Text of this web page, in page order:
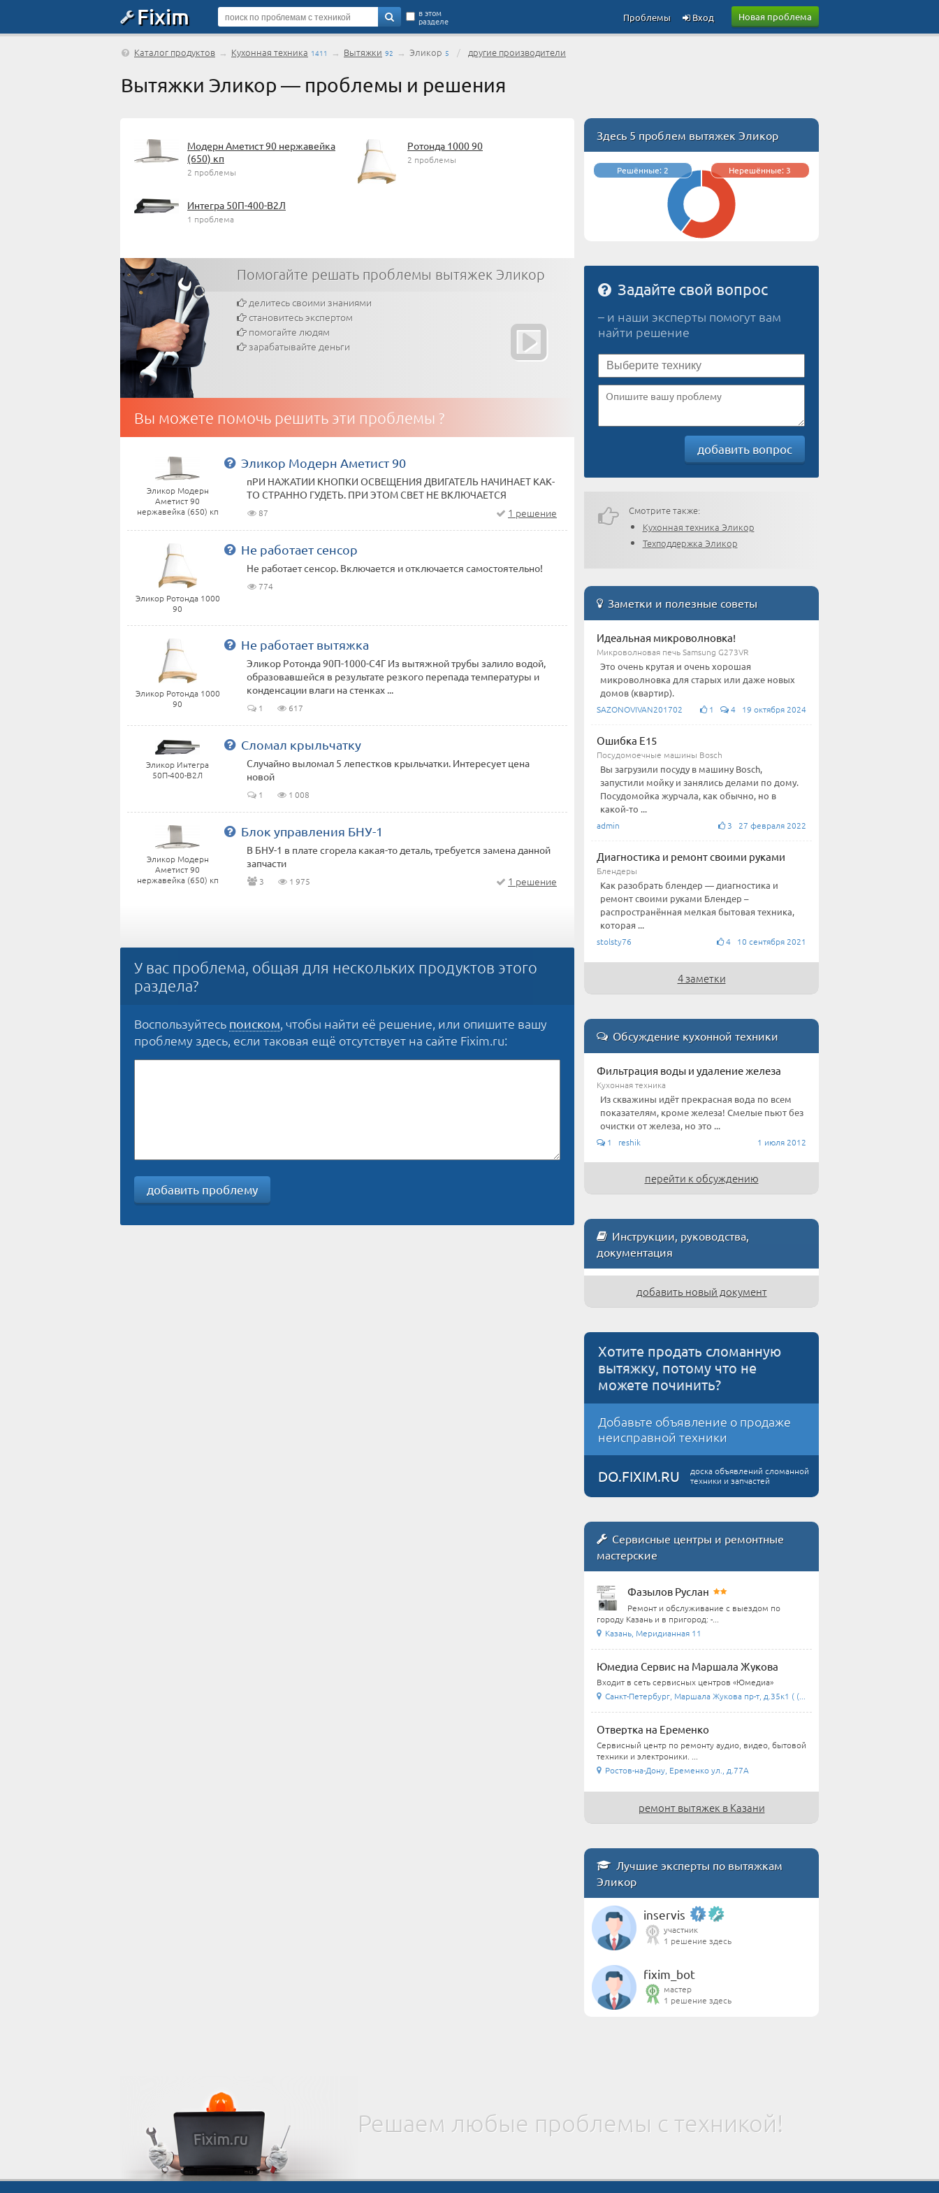
Fixim Новая проблема
в этом
разделе Вход
Проблемы
Каталог продуктов → Кухонная техника 1411 → Вытяжки 92 → Эликор 5 / другие производители
Вытяжки Эликор — проблемы и решения
Модерн Аметист 90 нержавейка
(650) кп
2 проблемы
Ротонда 1000 90
2 проблемы
Интегра 50П-400-В2Л
1 проблема
Помогайте решать проблемы вытяжек Эликор
делитесь своими знаниями
становитесь экспертом
помогайте людям
зарабатывайте деньги
Вы можете помочь решить эти проблемы ?
Эликор Модерн
Аметист 90
нержавейка (650) кп
Эликор Модерн Аметист 90
пРИ НАЖАТИИ КНОПКИ ОСВЕЩЕНИЯ ДВИГАТЕЛЬ НАЧИНАЕТ КАК-
ТО СТРАННО ГУДЕТЬ. ПРИ ЭТОМ СВЕТ НЕ ВКЛЮЧАЕТСЯ
87 1 решение
Эликор Ротонда 1000
90
Не работает сенсор
Не работает сенсор. Включается и отключается самостоятельно!
774
Эликор Ротонда 1000
90
Не работает вытяжка
Эликор Ротонда 90П-1000-С4Г Из вытяжной трубы залило водой,
образовавшейся в результате резкого перепада температуры и
конденсации влаги на стенках ...
1 617
Эликор Интегра
50П-400-В2Л
Сломал крыльчатку
Случайно выломал 5 лепестков крыльчатки. Интересует цена
новой
1 1 008
Эликор Модерн
Аметист 90
нержавейка (650) кп
Блок управления БНУ-1
В БНУ-1 в плате сгорела какая-то деталь, требуется замена данной
запчасти
3 1 975 1 решение
У вас проблема, общая для нескольких продуктов этого
раздела?
Воспользуйтесь поиском, чтобы найти её решение, или опишите вашу
проблему здесь, если таковая ещё отсутствует на сайте Fixim.ru:
добавить проблему
Здесь 5 проблем вытяжек Эликор
Решённые: 2 Нерешённые: 3
Задайте свой вопрос
– и наши эксперты помогут вам
найти решение
добавить вопрос
Смотрите также:
Кухонная техника Эликор
Техподдержка Эликор
Заметки и полезные советы
Идеальная микроволновка!
Микроволновая печь Samsung G273VR
Это очень крутая и очень хорошая
микроволновка для старых или даже новых
домов (квартир).
SAZONOVIVAN201702 1 4 19 октября 2024
Ошибка E15
Посудомоечные машины Bosch
Вы загрузили посуду в машину Bosch,
запустили мойку и занялись делами по дому.
Посудомойка журчала, как обычно, но в
какой-то ...
admin 3 27 февраля 2022
Диагностика и ремонт своими руками
Блендеры
Как разобрать блендер — диагностика и
ремонт своими руками Блендер –
распространённая мелкая бытовая техника,
которая ...
stolsty76 4 10 сентября 2021
4 заметки
Обсуждение кухонной техники
Фильтрация воды и удаление железа
Кухонная техника
Из скважины идёт прекрасная вода по всем
показателям, кроме железа! Смелые пьют без
очистки от железа, но это ...
1 reshik 1 июля 2012
перейти к обсуждению
Инструкции, руководства,
документация
добавить новый документ
Хотите продать сломанную
вытяжку, потому что не
можете починить?
Добавьте объявление о продаже
неисправной техники
DO.FIXIM.RU
доска объявлений сломанной
техники и запчастей
Сервисные центры и ремонтные
мастерские
Фазылов Руслан
Ремонт и обслуживание с выездом по
городу Казань и в пригород: -...
Казань, Меридианная 11
Юмедиа Сервис на Маршала Жукова
Входит в сеть сервисных центров «Юмедиа»
Санкт-Петербург, Маршала Жукова пр-т, д.35к1 ( (...
Отвертка на Еременко
Сервисный центр по ремонту аудио, видео, бытовой
техники и электроники. ...
Ростов-на-Дону, Еременко ул., д.77А
ремонт вытяжек в Казани
Лучшие эксперты по вытяжкам
Эликор
inservis
участник
1 решение здесь
fixim_bot
мастер
1 решение здесь
Решаем любые проблемы с техникой!